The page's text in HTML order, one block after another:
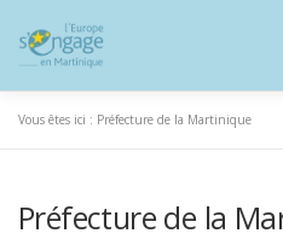
contenu
PROGRAMMES J’AI UN
Vous êtes ici : Préfecture de la Martinique
Préfecture de la